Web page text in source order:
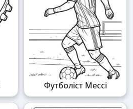
Футболіст Мессі